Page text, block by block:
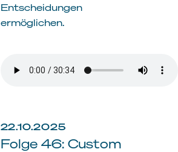
Entscheidungen
ermöglichen.
22.10.2025
Folge 46: Custom